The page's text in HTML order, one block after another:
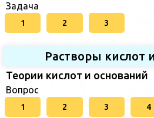
Задача
1 2 3
Растворы кислот
Теории кислот и оснований
Вопрос
1 2 3 4